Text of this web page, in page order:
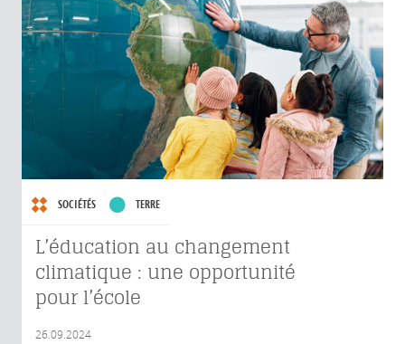
SOCIÉTÉS TERRE
L’éducation au changement
climatique : une opportunité
pour l’école
26.09.2024